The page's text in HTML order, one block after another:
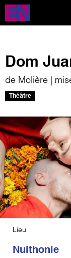
Aller
contenu
Dom
de Molière |
Théâtre
Image
Lieu
Nuithonie